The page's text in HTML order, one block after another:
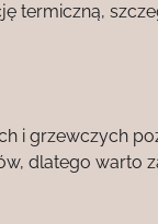
termiczną,
i grzewczych
dlatego warto